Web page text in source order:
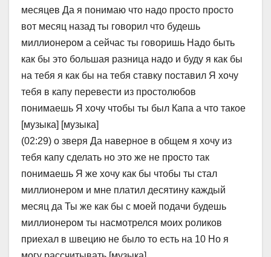
месяцев Да я понимаю что надо просто просто
вот месяц назад ты говорил что будешь
миллионером а сейчас ты говоришь Надо быть
как бы это большая разница надо и буду я как бы
на тебя я как бы на тебя ставку поставил Я хочу
тебя в капу перевести из простолюбов
понимаешь Я хочу чтобы ты был Капа а что такое
[музыка] [музыка]
(02:29) о зверя Да наверное в общем я хочу из
тебя капу сделать но это же не просто так
понимаешь Я же хочу как бы чтобы ты стал
миллионером и мне платил десятину каждый
месяц да Ты же как бы с моей подачи будешь
миллионером ты насмотрелся моих роликов
приехал в швецию не было то есть на 10 Но я